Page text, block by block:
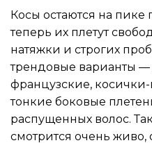
Косы остаются на пике
теперь их плетут
натяжки и строгих
трендовые варианты
французские,
тонкие боковые
распущенных волос.
смотрится очень живо,